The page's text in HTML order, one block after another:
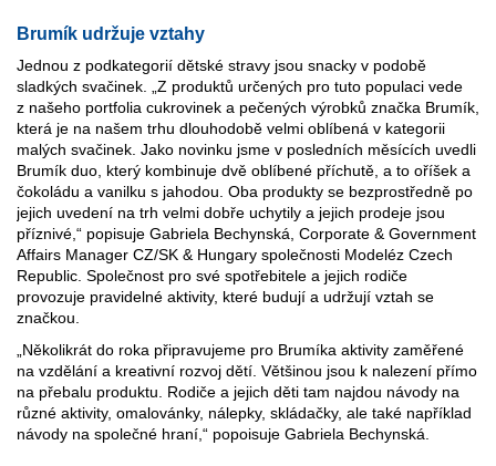
Brumík udržuje vztahy
Jednou z podkategorií dětské stravy jsou snacky v podobě
sladkých svačinek. „Z produktů určených pro tuto populaci vede
z našeho portfolia cukrovinek a pečených výrobků značka Brumík,
která je na našem trhu dlouhodobě velmi oblíbená v kategorii
malých svačinek. Jako novinku jsme v posledních měsících uvedli
Brumík duo, který kombinuje dvě oblíbené příchutě, a to oříšek a
čokoládu a vanilku s jahodou. Oba produkty se bezprostředně po
jejich uvedení na trh velmi dobře uchytily a jejich prodeje jsou
příznivé,“ popisuje Gabriela Bechynská, Corporate & Government
Affairs Manager CZ/SK & Hungary společnosti Modeléz Czech
Republic. Společnost pro své spotřebitele a jejich rodiče
provozuje pravidelné aktivity, které budují a udržují vztah se
značkou.
„Několikrát do roka připravujeme pro Brumíka aktivity zaměřené
na vzdělání a kreativní rozvoj dětí. Většinou jsou k nalezení přímo
na přebalu produktu. Rodiče a jejich děti tam najdou návody na
různé aktivity, omalovánky, nálepky, skládačky, ale také například
návody na společné hraní,“ popoisuje Gabriela Bechynská.